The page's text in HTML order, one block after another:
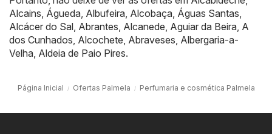
Alcains, Águeda, Albufeira, Alcobaça, Águas Santas,
Alcácer do Sal, Abrantes, Alcanede, Aguiar da Beira, A
dos Cunhados, Alcochete, Abraveses, Albergaria-a-
Velha, Aldeia de Paio Pires.
Página Inicial Ofertas Palmela Perfumaria e cosmética Palmela